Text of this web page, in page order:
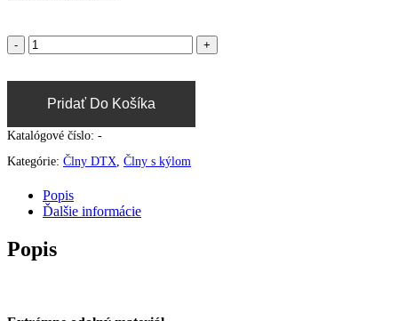
Pridať Do Košíka
Katalógové číslo: -
Kategórie: Člny DTX, Člny s kýlom
Popis
Ďalšie informácie
Popis